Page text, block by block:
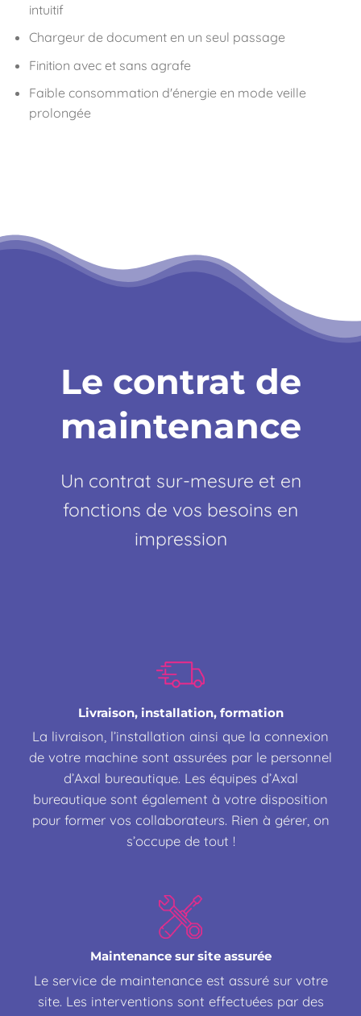
intuitif
Chargeur de document en un seul passage
Finition avec et sans agrafe
Faible consommation d'énergie en mode veille
prolongée
Le contrat de
maintenance
Un contrat sur-mesure et en
fonctions de vos besoins en
impression
Livraison, installation, formation
La livraison, l’installation ainsi que la connexion
de votre machine sont assurées par le personnel
d’Axal bureautique. Les équipes d’Axal
bureautique sont également à votre disposition
pour former vos collaborateurs. Rien à gérer, on
s’occupe de tout !
Maintenance sur site assurée
Le service de maintenance est assuré sur votre
site. Les interventions sont effectuées par des